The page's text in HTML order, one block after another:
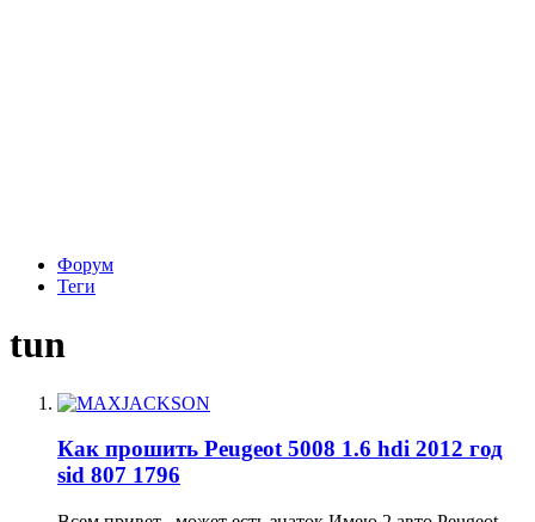
Форум
Теги
tun
Как прошить Peugeot 5008 1.6 hdi 2012 год
sid 807 1796